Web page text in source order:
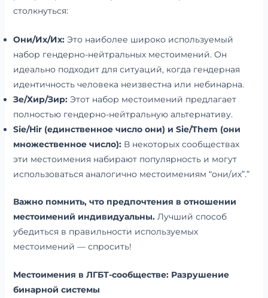
столкнуться:
Они/Их/Их:Это наиболее широко используемый
набор гендерно-нейтральных местоимений. Он
идеально подходит для ситуаций, когда гендерная
идентичность человека неизвестна или небинарна.
Зе/Хир/Зир:Этот набор местоимений предлагает
полностью гендерно-нейтральную альтернативу.
Sie/Hir (единственное число они) и Sie/Them (они
множественное число):В некоторых сообществах
эти местоимения набирают популярность и могут
использоваться аналогично местоимениям “они/их”.”
Важно помнить, что предпочтения в отношении
местоимений индивидуальны.Лучший способ
убедиться в правильности используемых
местоимений — спросить!
Местоимения в ЛГБТ-сообществе: Разрушение
бинарной системы